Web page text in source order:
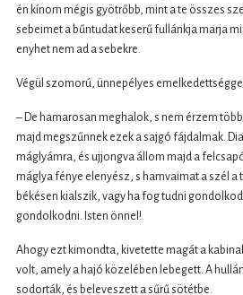
én kínom mégis gyötrőbb, mint a te összes
sebeimet a bűntudat keserű fullánkja marja
enyhet nem ad a sebekre.
Végül szomorú, ünnepélyes
– De hamarosan meghalok, s nem érzem
majd megszűnnek ezek a sajgó fájdalmak.
máglyámra, és ujjongva állom majd a
máglya fénye elenyész, s hamvaimat a szél
békésen kialszik, vagy ha fog tudni
gondolkodni. Isten önnel!
Ahogy ezt kimondta, kivetette magát a
volt, amely a hajó közelében lebegett. A
sodorták, és beleveszett a sűrű sötétbe.